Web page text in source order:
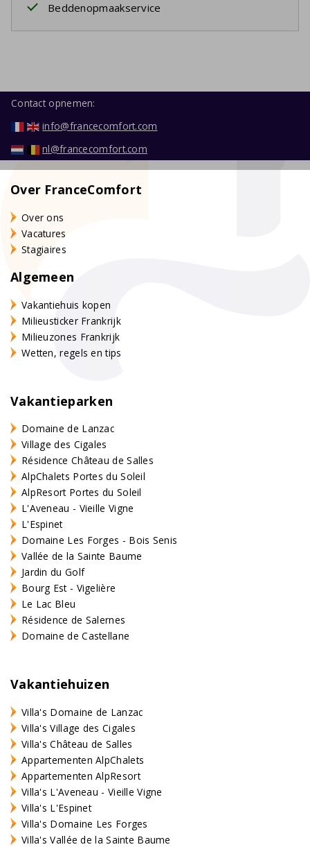
Beddenopmaakservice
Contact opnemen:
info@francecomfort.com
nl@francecomfort.com
Over FranceComfort
Over ons
Vacatures
Stagiaires
Algemeen
Vakantiehuis kopen
Milieusticker Frankrijk
Milieuzones Frankrijk
Wetten, regels en tips
Vakantieparken
Domaine de Lanzac
Village des Cigales
Résidence Château de Salles
AlpChalets Portes du Soleil
AlpResort Portes du Soleil
L'Aveneau - Vieille Vigne
L'Espinet
Domaine Les Forges - Bois Senis
Vallée de la Sainte Baume
Jardin du Golf
Bourg Est - Vigelière
Le Lac Bleu
Résidence de Salernes
Domaine de Castellane
Vakantiehuizen
Villa's Domaine de Lanzac
Villa's Village des Cigales
Villa's Château de Salles
Appartementen AlpChalets
Appartementen AlpResort
Villa's L'Aveneau - Vieille Vigne
Villa's L'Espinet
Villa's Domaine Les Forges
Villa's Vallée de la Sainte Baume